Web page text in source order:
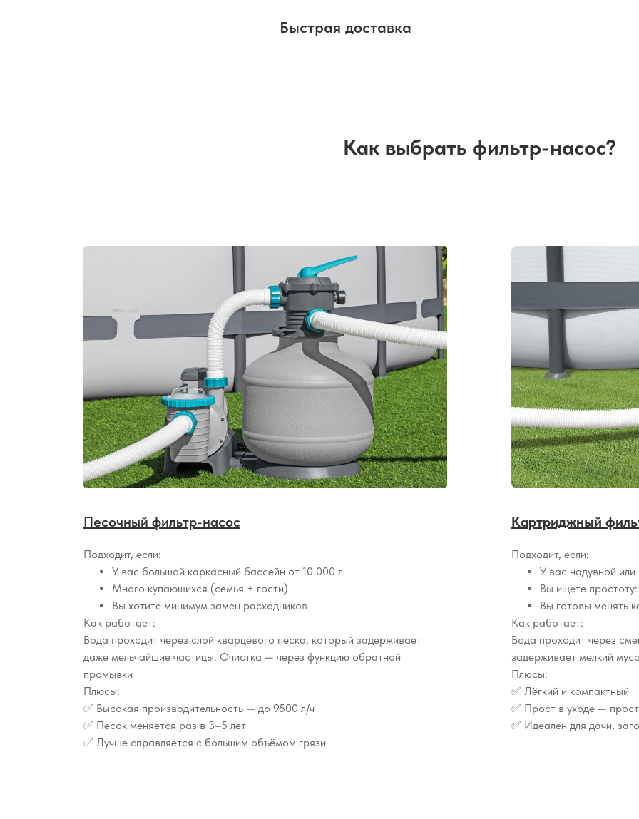
Быстрая доставка
Как выбрать фильтр-насос?
Песочный фильтр-насос
Подходит, если:
У вас большой каркасный бассейн от 10 000 л
Много купающихся (семья + гости)
Вы хотите минимум замен расходников
Как работает:
Вода проходит через слой кварцевого песка, который задерживает
даже мельчайшие частицы. Очистка — через функцию обратной
промывки
Плюсы:
✅ Высокая производительность — до 9500 л/ч
✅ Песок меняется раз в 3–5 лет
✅ Лучше справляется с большим объёмом грязи
Картриджный
Подходит, если:
У вас надувной
Вы ищете
Вы готовы менять
Как работает:
Вода проходит через
задерживает мелкий
Плюсы:
✅ Лёгкий и компактный
✅ Прост в уходе —
✅ Идеален для дачи,